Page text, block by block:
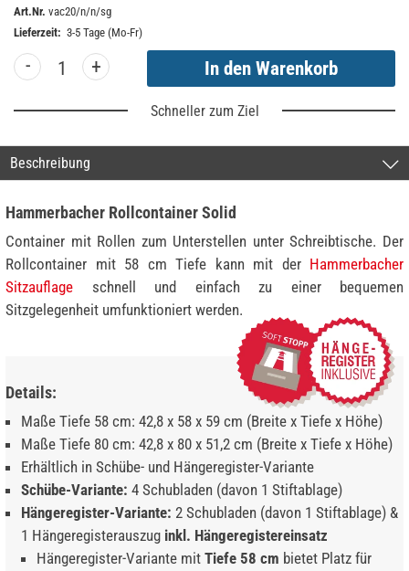
Art.Nr. vac20/n/n/sg
Lieferzeit: 3-5 Tage (Mo-Fr)
- +
Schneller zum Ziel
Beschreibung
Hammerbacher Rollcontainer Solid
Container mit Rollen zum Unterstellen unter Schreibtische. Der
Rollcontainer mit 58 cm Tiefe kann mit der Hammerbacher
Sitzauflage schnell und einfach zu einer bequemen
Sitzgelegenheit umfunktioniert werden.
Details:
Maße Tiefe 58 cm: 42,8 x 58 x 59 cm (Breite x Tiefe x Höhe)
Maße Tiefe 80 cm: 42,8 x 80 x 51,2 cm (Breite x Tiefe x Höhe)
Erhältlich in Schübe- und Hängeregister-Variante
Schübe-Variante: 4 Schubladen (davon 1 Stiftablage)
Hängeregister-Variante: 2 Schubladen (davon 1 Stiftablage) &
1 Hängeregisterauszug inkl. Hängeregistereinsatz
Hängeregister-Variante mit Tiefe 58 cm bietet Platz für